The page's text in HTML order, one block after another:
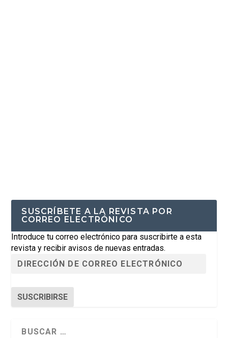
SUSCRÍBETE A LA REVISTA POR
CORREO ELECTRÓNICO
Introduce tu correo electrónico para suscribirte a esta
revista y recibir avisos de nuevas entradas.
SUSCRIBIRSE